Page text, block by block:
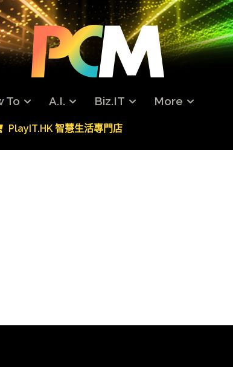
To A.I. Biz.IT More
PlayIT.HK 智慧生活專門店